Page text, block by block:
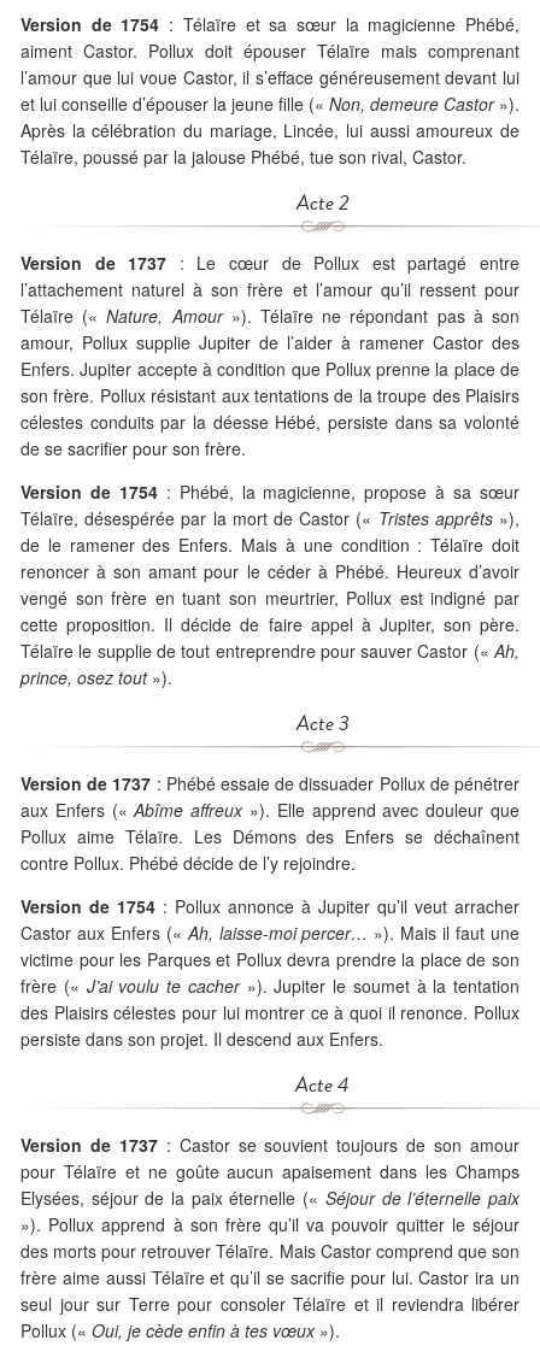
Version de 1754 : Télaïre et sa sœur la magicienne Phébé,
aiment Castor. Pollux doit épouser Télaïre mais comprenant
l’amour que lui voue Castor, il s’efface généreusement devant lui
et lui conseille d’épouser la jeune fille (« Non, demeure Castor»).
Après la célébration du mariage, Lincée, lui aussi amoureux de
Télaïre, poussé par la jalouse Phébé, tue son rival, Castor.
Acte 2
Version de 1737 : Le cœur de Pollux est partagé entre
l’attachement naturel à son frère et l’amour qu’il ressent pour
Télaïre («Nature, Amour»). Télaïre ne répondant pas à son
amour, Pollux supplie Jupiter de l’aider à ramener Castor des
Enfers. Jupiter accepte à condition que Pollux prenne la place de
son frère. Pollux résistant aux tentations de la troupe des Plaisirs
célestes conduits par la déesse Hébé, persiste dans sa volonté
de se sacrifier pour son frère.
Version de 1754: Phébé, la magicienne, propose à sa sœur
Télaïre, désespérée par la mort de Castor (« Tristes apprêts»),
de le ramener des Enfers. Mais à une condition : Télaïre doit
renoncer à son amant pour le céder à Phébé. Heureux d’avoir
vengé son frère en tuant son meurtrier, Pollux est indigné par
cette proposition. Il décide de faire appel à Jupiter, son père.
Télaïre le supplie de tout entreprendre pour sauver Castor («Ah,
prince, osez tout»).
Acte 3
Version de 1737 : Phébé essaie de dissuader Pollux de pénétrer
aux Enfers («Abîme affreux»). Elle apprend avec douleur que
Pollux aime Télaïre. Les Démons des Enfers se déchaînent
contre Pollux. Phébé décide de l’y rejoindre.
Version de 1754 : Pollux annonce à Jupiter qu’il veut arracher
Castor aux Enfers («Ah, laisse-moi percer… »). Mais il faut une
victime pour les Parques et Pollux devra prendre la place de son
frère (« J’ai voulu te cacher»). Jupiter le soumet à la tentation
des Plaisirs célestes pour lui montrer ce à quoi il renonce. Pollux
persiste dans son projet. Il descend aux Enfers.
Acte 4
Version de 1737: Castor se souvient toujours de son amour
pour Télaïre et ne goûte aucun apaisement dans les Champs
Elysées, séjour de la paix éternelle (« Séjour de l’éternelle paix
»). Pollux apprend à son frère qu’il va pouvoir quitter le séjour
des morts pour retrouver Télaïre. Mais Castor comprend que son
frère aime aussi Télaïre et qu’il se sacrifie pour lui. Castor ira un
seul jour sur Terre pour consoler Télaïre et il reviendra libérer
Pollux (« Oui, je cède enfin à tes vœux»).